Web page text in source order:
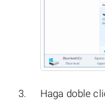
Haga doble